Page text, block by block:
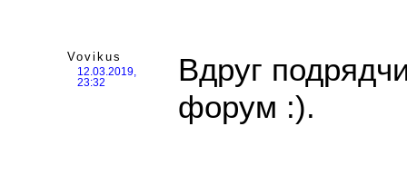
Vovikus
12.03.2019,
23:32
Вдруг
форум :).